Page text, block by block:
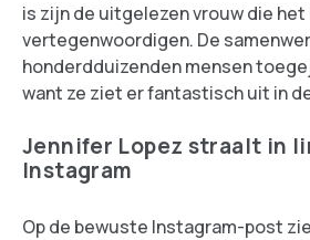
is zijn de uitgelezen vrouw die
vertegenwoordigen. De
honderdduizenden mensen
want ze ziet er fantastisch uit in
Jennifer Lopez straalt in
Instagram
Op de bewuste Instagram-post